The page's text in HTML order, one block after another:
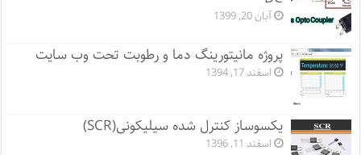
آبان 20, 1399
پروژه مانيتورينگ دما و رطوبت تحت وب سایت
اسفند 17, 1394
یکسوساز کنترل شده سیلیکونی(SCR)
اسفند 11, 1396